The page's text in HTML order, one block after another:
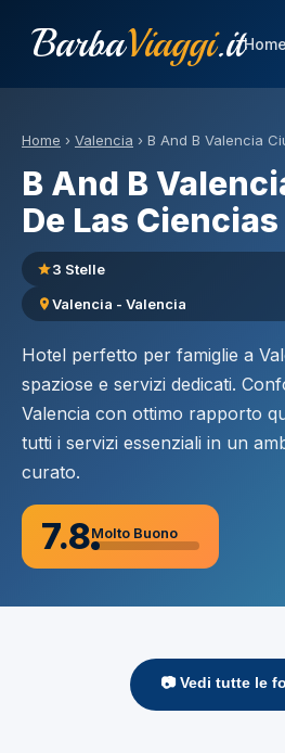
BarbaViaggi.itHome
Home › Valencia › B And B Valencia
B And B
De Las Ciencias
3 Stelle
Valencia - Valencia
Hotel perfetto per famiglie a
spaziose e servizi dedicati.
Valencia con ottimo rapporto
tutti i servizi essenziali in un
curato.
7.8Molto Buono
📷 Vedi tutte le